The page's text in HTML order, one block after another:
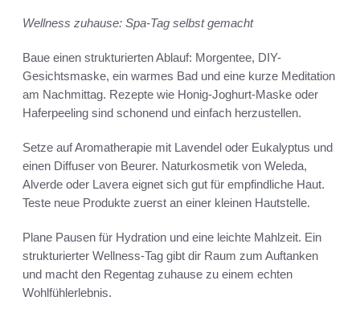
Wellness zuhause: Spa-Tag selbst gemacht
Baue einen strukturierten Ablauf: Morgentee, DIY-
Gesichtsmaske, ein warmes Bad und eine kurze Meditation
am Nachmittag. Rezepte wie Honig-Joghurt-Maske oder
Haferpeeling sind schonend und einfach herzustellen.
Setze auf Aromatherapie mit Lavendel oder Eukalyptus und
einen Diffuser von Beurer. Naturkosmetik von Weleda,
Alverde oder Lavera eignet sich gut für empfindliche Haut.
Teste neue Produkte zuerst an einer kleinen Hautstelle.
Plane Pausen für Hydration und eine leichte Mahlzeit. Ein
strukturierter Wellness-Tag gibt dir Raum zum Auftanken
und macht den Regentag zuhause zu einem echten
Wohlfühlerlebnis.